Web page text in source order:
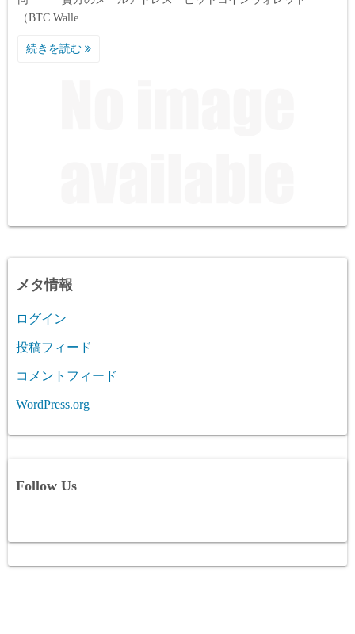
（BTC Walle…
続きを読む
メタ情報
ログイン
投稿フィード
コメントフィード
WordPress.org
Follow Us